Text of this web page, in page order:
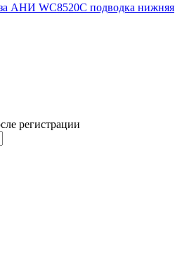
АНИ WC8520C подводка нижняя
регистрации